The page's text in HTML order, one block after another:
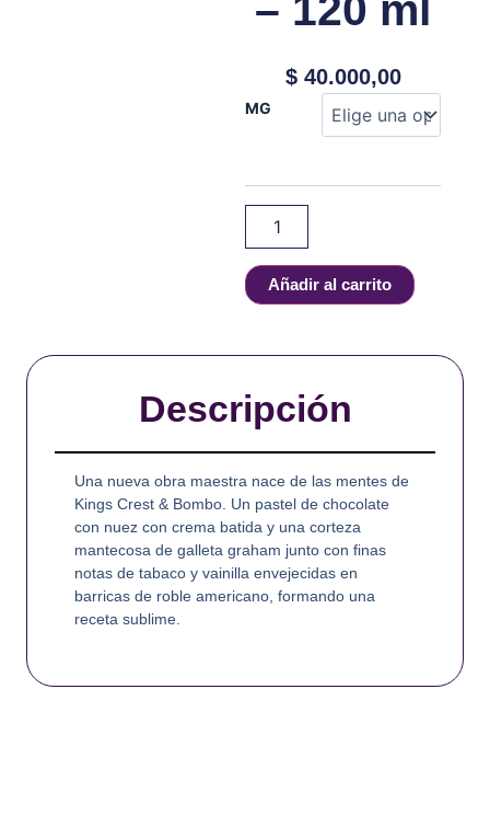
– 120 ml
$40.000,00
MG
Kings
Juan
-
Aldonza
120
ml
Añadir al carrito
Descripción
Una nueva obra maestra nace de las mentes de
Kings Crest & Bombo. Un pastel de chocolate
con nuez con crema batida y una corteza
mantecosa de galleta graham junto con finas
notas de tabaco y vainilla envejecidas en
barricas de roble americano, formando una
receta sublime.